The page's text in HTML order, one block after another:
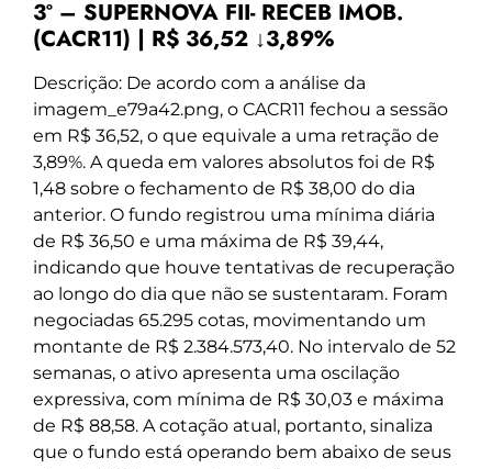
3º – SUPERNOVA FII- RECEB IMOB.
(CACR11) | R$ 36,52 ↓3,89%
Descrição: De acordo com a análise da
imagem_e79a42.png, o CACR11 fechou a sessão
em R$ 36,52, o que equivale a uma retração de
3,89%. A queda em valores absolutos foi de R$
1,48 sobre o fechamento de R$ 38,00 do dia
anterior. O fundo registrou uma mínima diária
de R$ 36,50 e uma máxima de R$ 39,44,
indicando que houve tentativas de recuperação
ao longo do dia que não se sustentaram. Foram
negociadas 65.295 cotas, movimentando um
montante de R$ 2.384.573,40. No intervalo de 52
semanas, o ativo apresenta uma oscilação
expressiva, com mínima de R$ 30,03 e máxima
de R$ 88,58. A cotação atual, portanto, sinaliza
que o fundo está operando bem abaixo de seus